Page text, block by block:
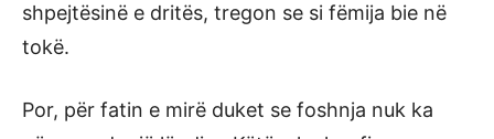
shpejtësinë e dritës, tregon se si fëmija bie në
tokë.
Por, për fatin e mirë duket se foshnja nuk ka